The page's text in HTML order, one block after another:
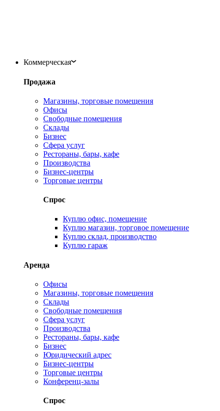
Коммерческая
Продажа
Магазины, торговые помещения
Офисы
Свободные помещения
Склады
Бизнес
Сфера услуг
Рестораны, бары, кафе
Производства
Бизнес-центры
Торговые центры
Спрос
Куплю офис, помещение
Куплю магазин, торговое помещение
Куплю склад, производство
Куплю гараж
Аренда
Офисы
Магазины, торговые помещения
Склады
Свободные помещения
Сфера услуг
Производства
Рестораны, бары, кафе
Бизнес
Юридический адрес
Бизнес-центры
Торговые центры
Конференц-залы
Спрос